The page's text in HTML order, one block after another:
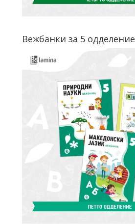
Вежбанки за 5 одделение